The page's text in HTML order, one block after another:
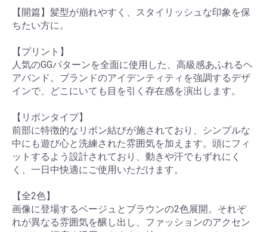
【開篇】髪型が崩れやすく、スタイリッシュな印象を保
ちたい方に。
【プリント】
人気のGGパターンを全面に使用した、高級感あふれるヘ
アバンド。ブランドのアイデンティティを強調するデザ
インで、どこにいても目を引く存在感を演出します。
【リボンタイプ】
前部に特徴的なリボン結びが施されており、シンプルな
中にも遊び心と洗練された雰囲気を加えます。頭にフィ
ットするよう設計されており、動きや汗でもずれにく
く、一日中快適にご使用いただけます。
【全2色】
画像に登場するベージュとブラウンの2色展開。それぞ
れが異なる雰囲気を醸し出し、ファッションのアクセン